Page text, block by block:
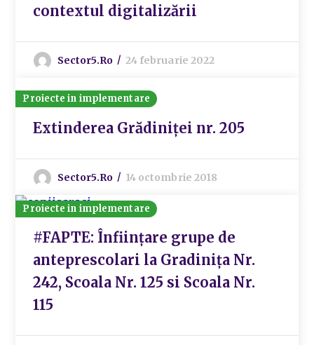
contextul digitalizării
Sector5.ro 24 februarie 2022
Proiecte in implementare
Extinderea Grădiniței nr. 205
Sector5.ro 14 octombrie 2018
Proiecte in implementare
#FAPTE: Înființare grupe de
anteprescolari la Gradinița Nr.
242, Scoala Nr. 125 si Scoala Nr.
115